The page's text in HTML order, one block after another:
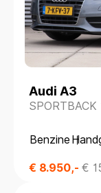
Audi A3
Benzine
€ 8.950,- €